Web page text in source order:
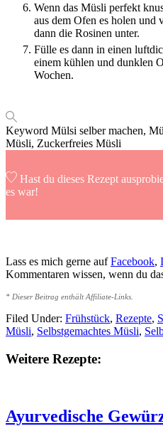
Wenn das Müsli perfekt
aus dem Ofen es holen und
dann die Rosinen unter.
Fülle es dann in einen
einem kühlen und dunklen
Wochen.
Keyword Mülsi selber machen,
Müsli, Zuckerfreies Müsli
Hast du dieses Rezept
es war!
Lass es mich gerne aufFacebook,
Kommentaren wissen, wenn du
* Dieser Beitrag enthält Affiliate-Links.
Filed Under: Frühstück, Rezepte,
Müsli, Selbstgemachtes Müsli,
Weitere Rezepte:
Ayurvedische